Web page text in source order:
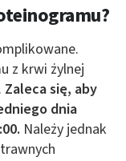
z krwi żylnej
Zaleca się, aby
dnia
Należy jednak